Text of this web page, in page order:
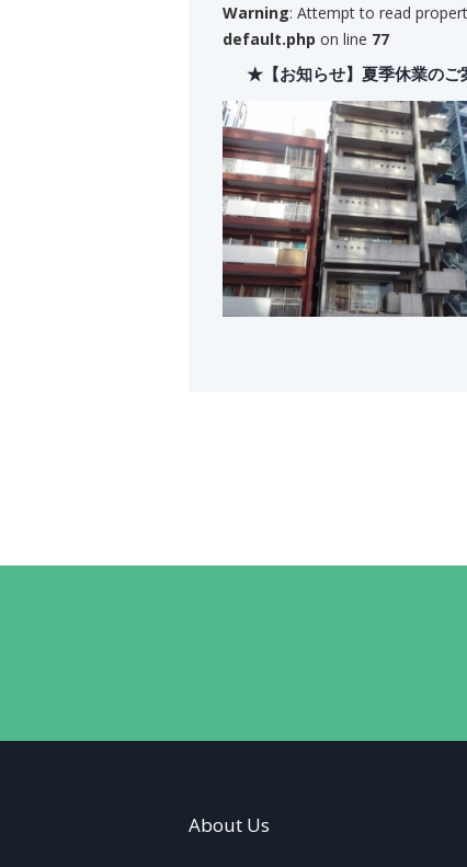
Warning: Attempt to read
default.php on line 77
★【お知らせ】夏季休業の
About Us